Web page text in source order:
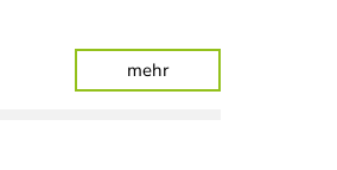
komplexe Tätigkeiten am
mehr: Was bewegt